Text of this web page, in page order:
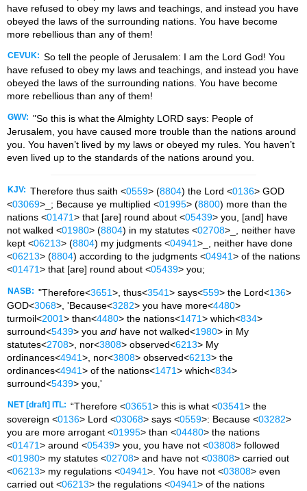
have refused to obey my laws and teachings, and instead you have
obeyed the laws of the surrounding nations. You have become
more rebellious than any of them!
CEVUK: So tell the people of Jerusalem: I am the Lord God! You
have refused to obey my laws and teachings, and instead you have
obeyed the laws of the surrounding nations. You have become
more rebellious than any of them!
GWV: "So this is what the Almighty LORD says: People of
Jerusalem, you have caused more trouble than the nations around
you. You haven’t lived by my laws or obeyed my rules. You haven’t
even lived up to the standards of the nations around you.
KJV: Therefore thus saith <0559> (8804) the Lord <0136> GOD
<03069>_; Because ye multiplied <01995> (8800) more than the
nations <01471> that [are] round about <05439> you, [and] have
not walked <01980> (8804) in my statutes <02708>_, neither have
kept <06213> (8804) my judgments <04941>_, neither have done
<06213> (8804) according to the judgments <04941> of the nations
<01471> that [are] round about <05439> you;
NASB: "Therefore<3651>, thus<3541> says<559> the Lord<136>
GOD<3068>, 'Because<3282> you have more<4480>
turmoil<2001> than<4480> the nations<1471> which<834>
surround<5439> you and have not walked<1980> in My
statutes<2708>, nor<3808> observed<6213> My
ordinances<4941>, nor<3808> observed<6213> the
ordinances<4941> of the nations<1471> which<834>
surround<5439> you,'
NET [draft] ITL: “Therefore <03651> this is what <03541> the
sovereign <0136> Lord <03068> says <0559>: Because <03282>
you are more arrogant <01995> than <04480> the nations
<01471> around <05439> you, you have not <03808> followed
<01980> my statutes <02708> and have not <03808> carried out
<06213> my regulations <04941>. You have not <03808> even
carried out <06213> the regulations <04941> of the nations